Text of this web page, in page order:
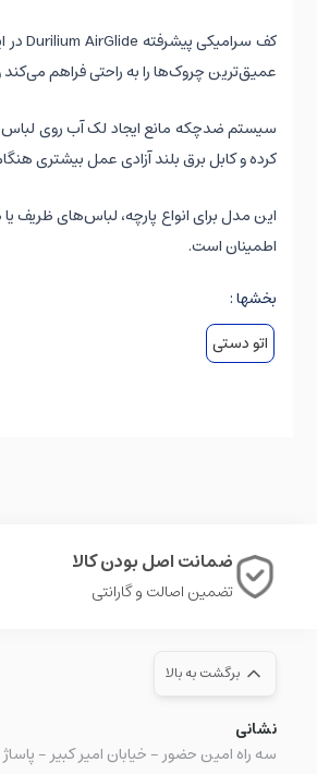
عمیق‌ترین چروک‌ها را به راحتی فراهم
سیستم ضدچکه مانع ایجاد لک آب روی لباس
کرده و کابل برق بلند آزادی عمل بیشتری
این مدل برای انواع پارچه، لباس‌های
اطمینان است.
بخشها :
اتو دستی
ضمانت اصل بودن کالا
تضمین اصالت و گارانتی
برگشت به بالا
نشانی
سه راه امین حضور - خیابان امیر کبیر -